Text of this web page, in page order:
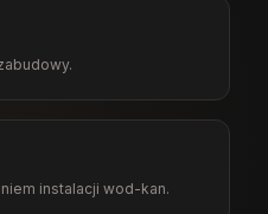
instalacji wod-kan.